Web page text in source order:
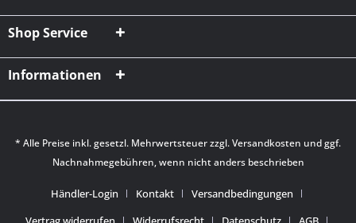
Shop Service
Informationen
* Alle Preise inkl. gesetzl. Mehrwertsteuer zzgl.Versandkosten und ggf.
Nachnahmegebühren, wenn nicht anders beschrieben
Händler-Login Kontakt
Versandbedingungen